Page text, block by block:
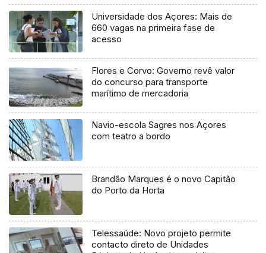
Universidade dos Açores: Mais de
660 vagas na primeira fase de
acesso
Flores e Corvo: Governo revê valor
do concurso para transporte
marítimo de mercadoria
Navio-escola Sagres nos Açores
com teatro a bordo
Brandão Marques é o novo Capitão
do Porto da Horta
Telessaúde: Novo projeto permite
contacto direto de Unidades